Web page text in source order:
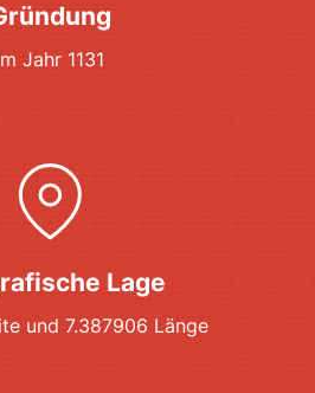
Jahr 1131
Lage
und 7.387906 Länge